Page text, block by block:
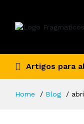
Artigos para
Home Blog